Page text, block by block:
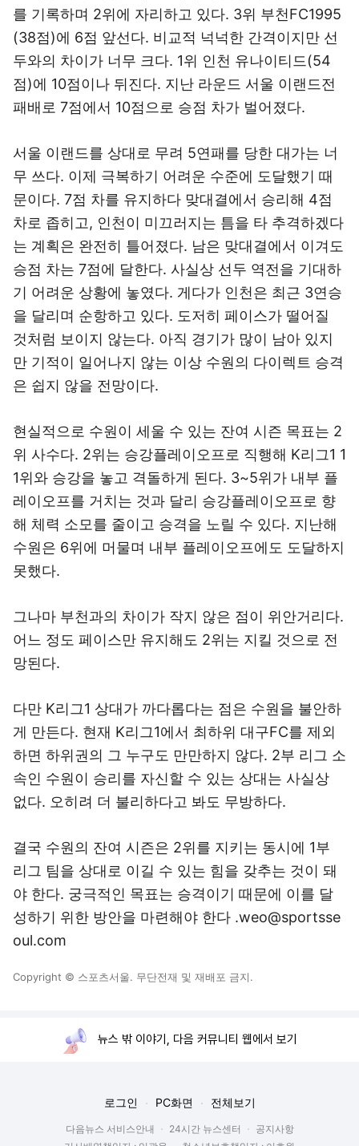
를 기록하며 2위에 자리하고 있다. 3위 부천FC1995
(38점)에 6점 앞선다. 비교적 넉넉한 간격이지만 선
두와의 차이가 너무 크다. 1위 인천 유나이티드(54
점)에 10점이나 뒤진다. 지난 라운드 서울 이랜드전
패배로 7점에서 10점으로 승점 차가 벌어졌다.
서울 이랜드를 상대로 무려 5연패를 당한 대가는 너
무 쓰다. 이제 극복하기 어려운 수준에 도달했기 때
문이다. 7점 차를 유지하다 맞대결에서 승리해 4점
차로 좁히고, 인천이 미끄러지는 틈을 타 추격하겠다
는 계획은 완전히 틀어졌다. 남은 맞대결에서 이겨도
승점 차는 7점에 달한다. 사실상 선두 역전을 기대하
기 어려운 상황에 놓였다. 게다가 인천은 최근 3연승
을 달리며 순항하고 있다. 도저히 페이스가 떨어질
것처럼 보이지 않는다. 아직 경기가 많이 남아 있지
만 기적이 일어나지 않는 이상 수원의 다이렉트 승격
은 쉽지 않을 전망이다.
현실적으로 수원이 세울 수 있는 잔여 시즌 목표는 2
위 사수다. 2위는 승강플레이오프로 직행해 K리그1 1
1위와 승강을 놓고 격돌하게 된다. 3~5위가 내부 플
레이오프를 거치는 것과 달리 승강플레이오프로 향
해 체력 소모를 줄이고 승격을 노릴 수 있다. 지난해
수원은 6위에 머물며 내부 플레이오프에도 도달하지
못했다.
그나마 부천과의 차이가 작지 않은 점이 위안거리다.
어느 정도 페이스만 유지해도 2위는 지킬 것으로 전
망된다.
다만 K리그1 상대가 까다롭다는 점은 수원을 불안하
게 만든다. 현재 K리그1에서 최하위 대구FC를 제외
하면 하위권의 그 누구도 만만하지 않다. 2부 리그 소
속인 수원이 승리를 자신할 수 있는 상대는 사실상
없다. 오히려 더 불리하다고 봐도 무방하다.
결국 수원의 잔여 시즌은 2위를 지키는 동시에 1부
리그 팀을 상대로 이길 수 있는 힘을 갖추는 것이 돼
야 한다. 궁극적인 목표는 승격이기 때문에 이를 달
성하기 위한 방안을 마련해야 한다 .weo@sportsse
oul.com
Copyright © 스포츠서울. 무단전재 및 재배포 금지.
뉴스 밖 이야기, 다음 커뮤니티 웹에서 보기
로그인 PC화면 전체보기
다음뉴스 서비스안내 24시간 뉴스센터
공지사항